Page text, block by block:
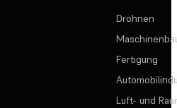
Drohnen
Fertigung
Luft- und